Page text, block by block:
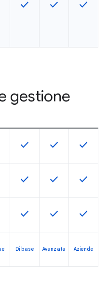
funzionalità è disponibile
Questa funzionalità è
check Questa
check Questa
check
gestione
funzionalità è disponibile
Questa funzionalità è
check Questa
check Questa
check
funzionalità è disponibile
Questa funzionalità è
check Questa
check Questa
check
funzionalità è disponibile
Questa funzionalità è
check Questa
check Questa
check
Di base Avanzata Aziende